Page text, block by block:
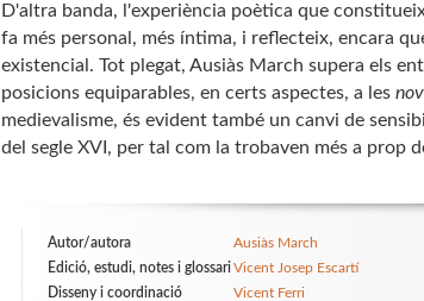
D'altra banda, l'experiència poètica que
fa més personal, més íntima, i reflecteix, encara
existencial. Tot plegat, Ausiàs March supera els
posicions equiparables, en certs aspectes, a les
medievalisme, és evident també un canvi de
del segle XVI, per tal com la trobaven més a prop
Autor/autora
Ausiàs March
Edició, estudi, notes i glossariVicent Josep Escartí
Disseny i coordinació
Vicent Ferri